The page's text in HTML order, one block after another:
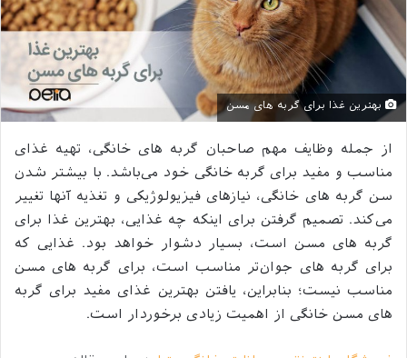
بهترین غذا برای گربه های مسن
از جمله وظایف مهم صاحبان گربه های خانگی، تهیه غذای
مناسب و مفید برای گربه خانگی خود می‌باشد. با بیشتر شدن
سن گربه های خانگی، نياز‌های فيزيولوژيکی و تغذيه آنها تغيير
می‌کند. تصمیم گرفتن برای اینکه چه غذایی، بهترین غذا برای
گربه های مسن است، بسیار دشوار خواهد بود. غذایی که
برای گربه های جوان‌تر مناسب است، برای گربه های مسن
مناسب نیست؛ بنابراین، یافتن بهترین غذای مفید برای گربه
های مسن خانگی از اهمیت زیادی برخوردار است.